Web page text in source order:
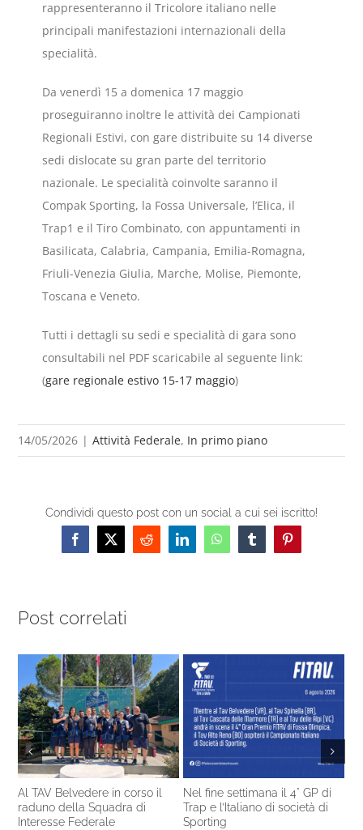
rappresenteranno il Tricolore italiano nelle
principali manifestazioni internazionali della
specialità.
Da venerdì 15 a domenica 17 maggio
proseguiranno inoltre le attività dei Campionati
Regionali Estivi, con gare distribuite su 14 diverse
sedi dislocate su gran parte del territorio
nazionale. Le specialità coinvolte saranno il
Compak Sporting, la Fossa Universale, l’Elica, il
Trap1 e il Tiro Combinato, con appuntamenti in
Basilicata, Calabria, Campania, Emilia-Romagna,
Friuli-Venezia Giulia, Marche, Molise, Piemonte,
Toscana e Veneto.
Tutti i dettagli su sedi e specialità di gara sono
consultabili nel PDF scaricabile al seguente link:
(gare regionale estivo 15-17 maggio)
14/05/2026 | Attività Federale, In primo piano
Condividi questo post con un social a cui sei iscritto!
Facebook
X RedditLinkedInWhatsAppTumblrPinterest
Post correlati
Al TAV Belvedere in corso il
raduno della Squadra di
Interesse Federale
Nel fine settimana il 4° GP di
Trap e l’Italiano di società di
Sporting